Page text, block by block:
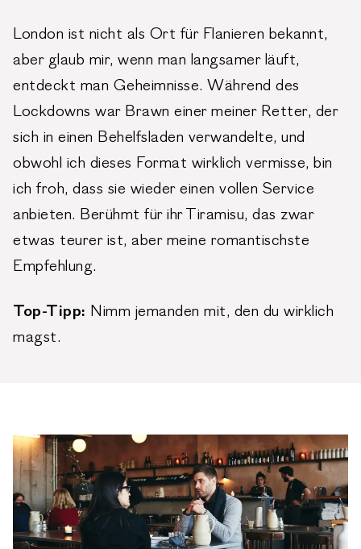
London ist nicht als Ort für Flanieren bekannt,
aber glaub mir, wenn man langsamer läuft,
entdeckt man Geheimnisse. Während des
Lockdowns war Brawn einer meiner Retter, der
sich in einen Behelfsladen verwandelte, und
obwohl ich dieses Format wirklich vermisse, bin
ich froh, dass sie wieder einen vollen Service
anbieten. Berühmt für ihr Tiramisu, das zwar
etwas teurer ist, aber meine romantischste
Empfehlung.
Top-Tipp: Nimm jemanden mit, den du wirklich
magst.